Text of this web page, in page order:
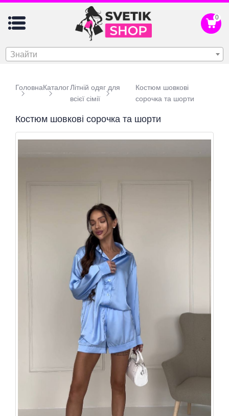
0
Знайти
ГоловнаКаталогЛітній одяг для
всієї сімії
Костюм шовкові
сорочка та шорти
Костюм шовкові сорочка та шорти